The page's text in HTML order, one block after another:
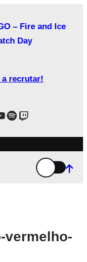
– Fire and Ice
Day
a recrutar!
no Threads!
Spotify
Twitch
vermelho-